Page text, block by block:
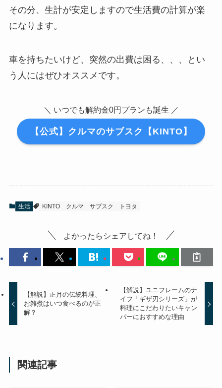
その分、生計が安定しますので生活費の計算が楽
になります。
車を持ちたいけど、突然の出費は困る、、、とい
う人にはぜひオススメです。
＼ いつでも解約金0円プランも誕生 ／
【公式】クルマのサブスク【KINTO】
生活 KINTO クルマ サブスク トヨタ
よかったらシェアしてね！
【解説】正月の伝統料理、
お雑煮はいつ食べるのが正
解？
【解説】ユニフレームのナ
イフ「ギザ刃シリーズ」が
料理にこだわりたいキャン
パーにおすすめな理由
関連記事